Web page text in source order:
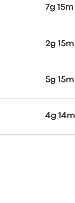
7g 15m
2g 15m
5g 15m
4g 14m